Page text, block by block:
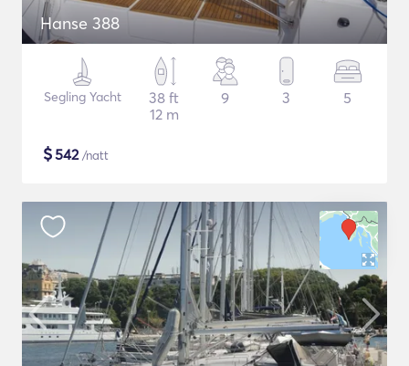
Hanse 388
Segling Yacht
38 ft
12 m
9 3 5
$542/natt